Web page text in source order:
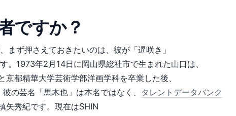
ですか？
まず押さえておきたいのは、彼が「遅咲き」
。1973年2月14日に岡山県総社市で生まれた山口は、
都精華大学芸術学部洋画学科を卒業した後、
の芸名「馬木也」は本名ではなく、 タレントデータバンク
矢秀紀です。現在はSHIN